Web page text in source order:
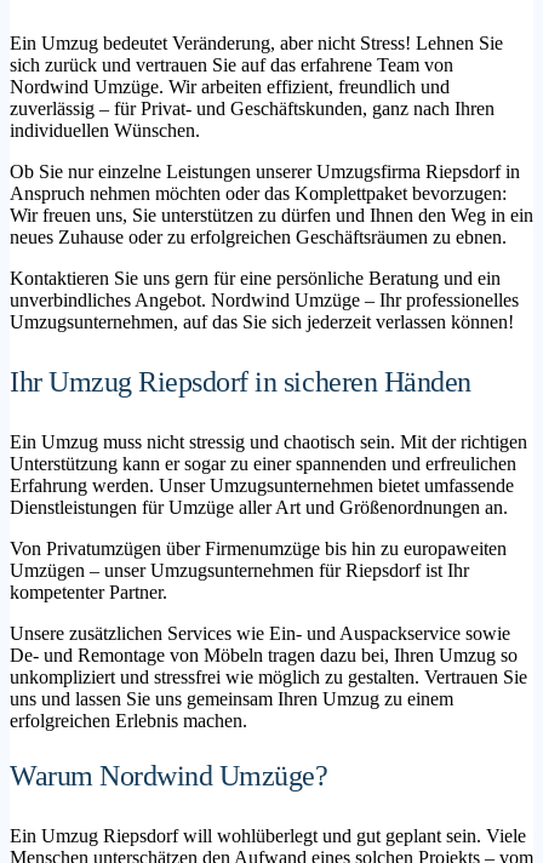
Ein Umzug bedeutet Veränderung, aber nicht Stress! Lehnen Sie
sich zurück und vertrauen Sie auf das erfahrene Team von
Nordwind Umzüge. Wir arbeiten effizient, freundlich und
zuverlässig – für Privat- und Geschäftskunden, ganz nach Ihren
individuellen Wünschen.
Ob Sie nur einzelne Leistungen unserer Umzugsfirma Riepsdorf in
Anspruch nehmen möchten oder das Komplettpaket bevorzugen:
Wir freuen uns, Sie unterstützen zu dürfen und Ihnen den Weg in ein
neues Zuhause oder zu erfolgreichen Geschäftsräumen zu ebnen.
Kontaktieren Sie uns gern für eine persönliche Beratung und ein
unverbindliches Angebot. Nordwind Umzüge – Ihr professionelles
Umzugsunternehmen, auf das Sie sich jederzeit verlassen können!
Ihr Umzug Riepsdorf in sicheren Händen
Ein Umzug muss nicht stressig und chaotisch sein. Mit der richtigen
Unterstützung kann er sogar zu einer spannenden und erfreulichen
Erfahrung werden. Unser Umzugsunternehmen bietet umfassende
Dienstleistungen für Umzüge aller Art und Größenordnungen an.
Von Privatumzügen über Firmenumzüge bis hin zu europaweiten
Umzügen – unser Umzugsunternehmen für Riepsdorf ist Ihr
kompetenter Partner.
Unsere zusätzlichen Services wie Ein- und Auspackservice sowie
De- und Remontage von Möbeln tragen dazu bei, Ihren Umzug so
unkompliziert und stressfrei wie möglich zu gestalten. Vertrauen Sie
uns und lassen Sie uns gemeinsam Ihren Umzug zu einem
erfolgreichen Erlebnis machen.
Warum Nordwind Umzüge?
Ein Umzug Riepsdorf will wohlüberlegt und gut geplant sein. Viele
Menschen unterschätzen den Aufwand eines solchen Projekts – vom